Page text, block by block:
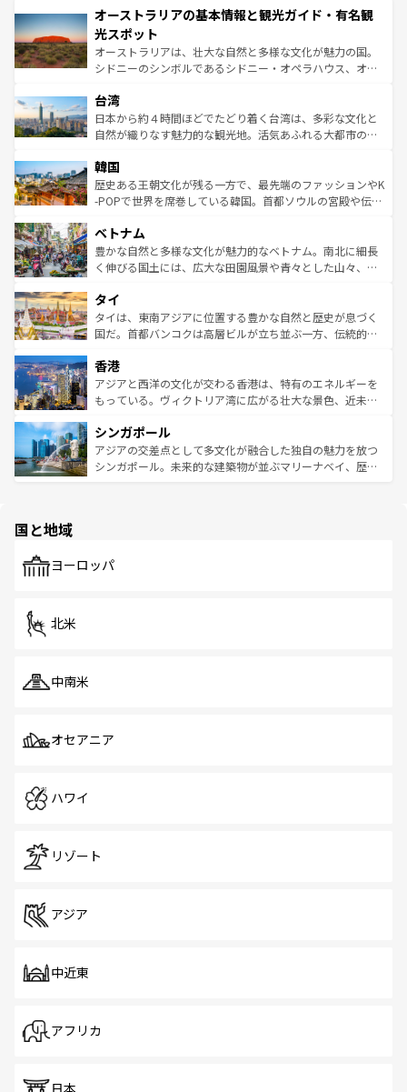
部のニューオーリンズでは、音楽と美食が融合した独特の
文化が魅力。旅行者はアメリカの各地域で異なる魅力を楽
しみながら、その多様性と豊かな歴史を感じることができ
るだろう。車でのロードトリップや列車の旅も、アメリカ
情報は
ワイ島は見逃せない。また、定番の観光地といえばオアフ
島だが、静かな自然を求めるならマウイ島やカウアイ島が
おすすめ。エメラルドグリーンに輝く海をはじめ、豊かな
文化や歴史が息づいている。「アロハスピリット」と呼ば
人々、おいしいローカルフードやハワイアンミュージッ
ク、伝統的なフラダンスなど、すべてがハワイの魅力を彩
っている。訪れるたびに新しい発見と感動が待っているハ
はコンテンツ一覧
オーストラリアの基本情報と観光ガイド・有名観
光スポット
オーストラリアは、壮大な自然と多様な文化が魅力の国。
シドニーのシンボルであるシドニー・オペラハウス、オー
リアリーフや大陸中央部にそびえるウルル（エアーズロッ
ク）、タスマニアの美しい原生林やケアンズの熱帯雨林な
ど、見どころがたくさん。また、カフェやワイン、オージ
いる。アクティビティも充実しており、サーフィンやダイ
ビング、ハイキングなど、アウトドア好きにはたまらな
い。オーストラリアの多彩な魅力を存分に味わいつくそ
参照してほしい。
台湾
日本から約４時間ほどでたどり着く台湾は、多彩な文化と
自然が織りなす魅力的な観光地。活気あふれる大都市の台
ン）、静ひつな山岳地帯である台湾東部など、都市の喧騒
と山間の静けさが共存しており、訪れる人に新しい発見と
驚きをもたらしてくれる。また、奥深い台湾の食文化も魅
容にもいいと評判のスイーツなど、バラエティ豊かな料理
が味わえる。 なお、新着の台湾情報は コンテンツ一覧を参
照してほしい。
韓国
歴史ある王朝文化が残る一方で、最先端のファッションやK
-POPで世界を席巻している韓国。首都ソウルの宮殿や伝統
き、地方に足を延ばせば四季折々の自然美を楽しむことが
できる。そして、キムチや焼肉、絶品のストリートフード
まで、さまざまな韓国料理が待っている。夜には、韓国な
リティに包まれながら、韓国の多彩な魅力を心ゆくまで味
わってみてほしい。 なお、新着の韓国情報はコンテンツ一
覧を参照してほしい。
ベトナム
豊かな自然と多様な文化が魅力的なベトナム。南北に細長
く伸びる国土には、広大な田園風景や青々とした山々、世
急速な発展と共に伝統が息づく。ハノイの古い町並みやホ
ーチミン市のフランス統治時代の建物も、独特の雰囲気を
醸し出している。また、バラエティの豊かさとおいしさで
とつ。フォーやバインミー、ベトナムコーヒーなどは、ぜ
ひ現地で味わいたい。どの地域を訪れてもあたたかい人々
が旅行者を迎えてくれるので、きっと忘れられない旅にな
参照してほしい。
タイ
タイは、東南アジアに位置する豊かな自然と歴史が息づく
国だ。首都バンコクは高層ビルが立ち並ぶ一方、伝統的な
の活気が交差している。北部ではチェンマイなどの山岳地
帯で自然と触れ合い、南部ではプーケットやクラビの美し
いビーチでリゾート気分を楽しむことができる。タイ料理
激する。気候は一年中温暖で、どの季節にも異なる楽しみ
が待っている。親しみやすいタイの人々、仏教を中心とし
た文化、そして多様な観光資源が、訪れる旅人を魅了し続
香港
アジアと西洋の文化が交わる香港は、特有のエネルギーを
もっている。ヴィクトリア湾に広がる壮大な景色、近未来
み、どこを訪れても感動するはず。観光スポットが密集し
ており、効率よく見どころを回れるのも魅力。息をのむよ
うな絶景から文化的な体験まで、香港を存分に楽しみ尽く
シンガポール
アジアの交差点として多文化が融合した独自の魅力を放つ
シンガポール。未来的な建築物が並ぶマリーナベイ、歴史
で、ホーカーズは地元の風情を楽しめる外せないスポット
国と地域
ヨーロッパ
北米
中南米
オセアニア
ハワイ
リゾート
アジア
中近東
アフリカ